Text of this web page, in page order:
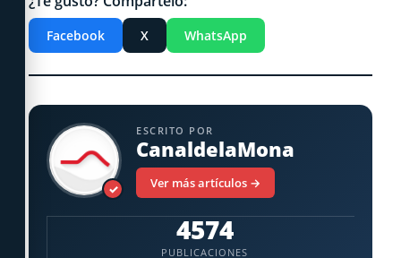
Facebook X WhatsApp
✓
ESCRITO POR
CanaldelaMona
Ver más artículos →
4574
PUBLICACIONES